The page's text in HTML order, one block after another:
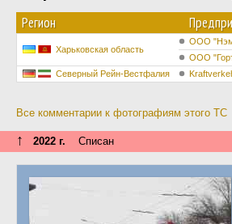
Регион
Харьковская область
ООО
ООО
Северный Рейн-Вестфалия
Все комментарии к фотографиям этого ТС
↑ 2022 г. Списан